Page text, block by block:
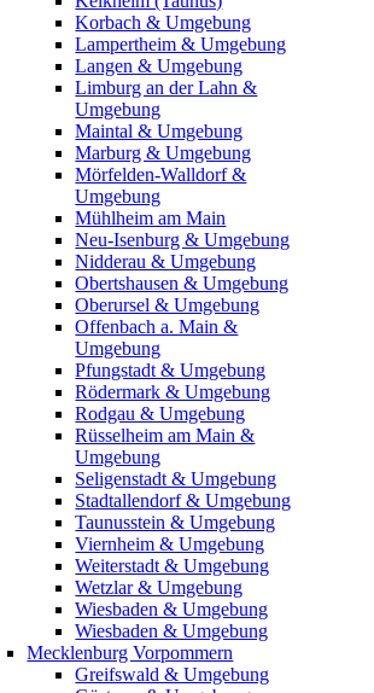
Korbach & Umgebung
Lampertheim & Umgebung
Langen & Umgebung
Limburg an der Lahn &
Umgebung
Maintal & Umgebung
Marburg & Umgebung
Mörfelden-Walldorf &
Umgebung
Mühlheim am Main
Neu-Isenburg & Umgebung
Nidderau & Umgebung
Obertshausen & Umgebung
Oberursel & Umgebung
Offenbach a. Main &
Umgebung
Pfungstadt & Umgebung
Rödermark & Umgebung
Rodgau & Umgebung
Rüsselheim am Main &
Umgebung
Seligenstadt & Umgebung
Stadtallendorf & Umgebung
Taunusstein & Umgebung
Viernheim & Umgebung
Weiterstadt & Umgebung
Wetzlar & Umgebung
Wiesbaden & Umgebung
Wiesbaden & Umgebung
Mecklenburg Vorpommern
Greifswald & Umgebung